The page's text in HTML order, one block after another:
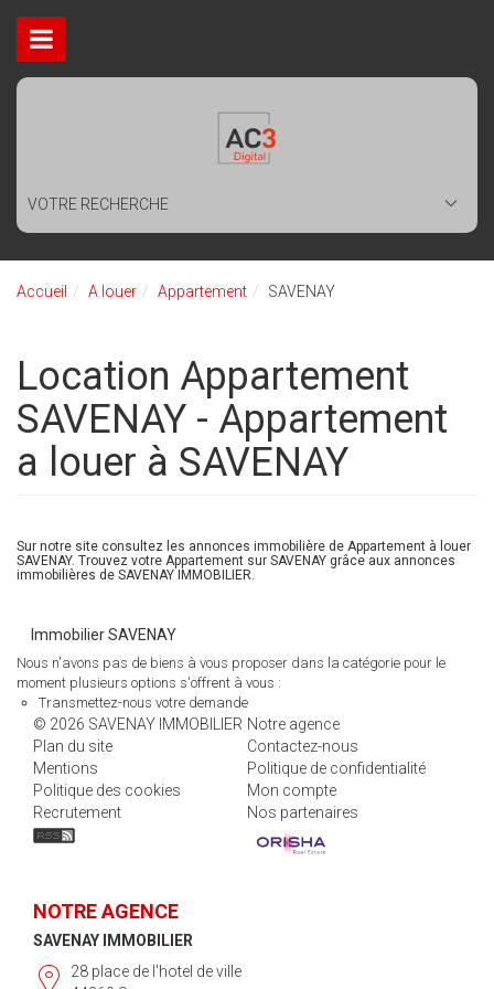
VOTRE RECHERCHE
Accueil A louer Appartement SAVENAY
Location Appartement
SAVENAY - Appartement
a louer à SAVENAY
Sur notre site consultez les annonces immobilière de Appartement à louer
SAVENAY. Trouvez votre Appartement sur SAVENAY grâce aux annonces
immobilières de SAVENAY IMMOBILIER.
Immobilier SAVENAY
Nous n'avons pas de biens à vous proposer dans la catégorie pour le
moment plusieurs options s'offrent à vous :
Transmettez-nous votre demande
© 2026 SAVENAY IMMOBILIER Notre agence
Plan du site
Contactez-nous
Mentions
Politique de confidentialité
Politique des cookies
Mon compte
Recrutement
Nos partenaires
NOTRE AGENCE
SAVENAY IMMOBILIER
28 place de l'hotel de ville